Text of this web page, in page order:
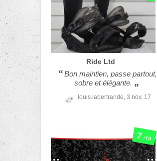
Ride Ltd
Bon maintien, passe partout,
sobre et élégante.
louis.labertrande,3 nov. 17
7/10